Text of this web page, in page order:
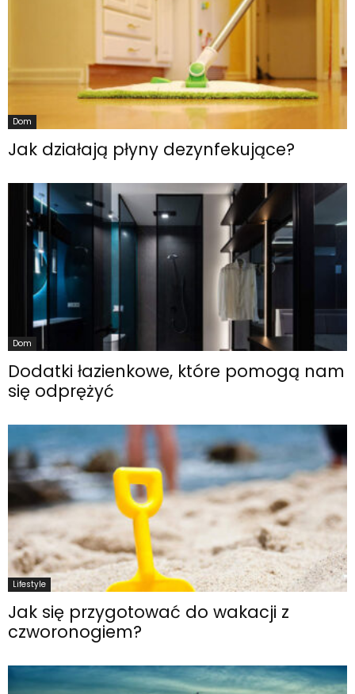
Dom
Jak działają płyny dezynfekujące?
Dom
Dodatki łazienkowe, które pomogą nam
się odprężyć
Lifestyle
Jak się przygotować do wakacji z
czworonogiem?